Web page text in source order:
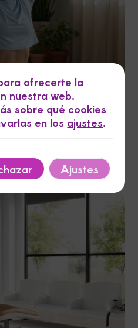
19, 2026
ofrecerte la
nuestra web.
sobre qué cookies
en los ajustes.
Ajustes